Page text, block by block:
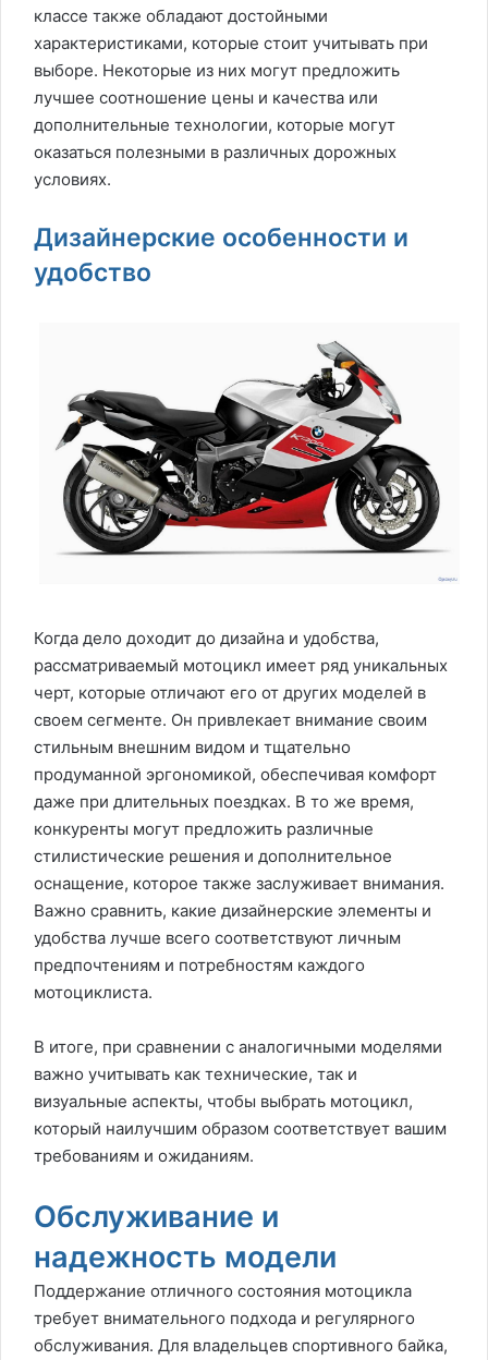
классе также обладают достойными
характеристиками, которые стоит учитывать при
выборе. Некоторые из них могут предложить
лучшее соотношение цены и качества или
дополнительные технологии, которые могут
оказаться полезными в различных дорожных
условиях.
Дизайнерские особенности и
удобство
Когда дело доходит до дизайна и удобства,
рассматриваемый мотоцикл имеет ряд уникальных
черт, которые отличают его от других моделей в
своем сегменте. Он привлекает внимание своим
стильным внешним видом и тщательно
продуманной эргономикой, обеспечивая комфорт
даже при длительных поездках. В то же время,
конкуренты могут предложить различные
стилистические решения и дополнительное
оснащение, которое также заслуживает внимания.
Важно сравнить, какие дизайнерские элементы и
удобства лучше всего соответствуют личным
предпочтениям и потребностям каждого
мотоциклиста.
В итоге, при сравнении с аналогичными моделями
важно учитывать как технические, так и
визуальные аспекты, чтобы выбрать мотоцикл,
который наилучшим образом соответствует вашим
требованиям и ожиданиям.
Обслуживание и
надежность модели
Поддержание отличного состояния мотоцикла
требует внимательного подхода и регулярного
обслуживания. Для владельцев спортивного байка,